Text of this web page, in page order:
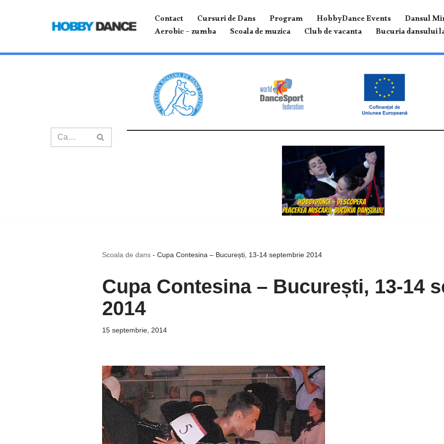
conținut
Contact Cursuri de Dans Program HobbyDance Events
Dansul
Aerobic – zumba
Scoala de muzica Club de vacanta Bucuria dansului
Scoala de dans -Cupa Contesina – București, 13-14 septembrie 2014
Cupa Contesina – București, 13-14
2014
15 septembrie, 2014